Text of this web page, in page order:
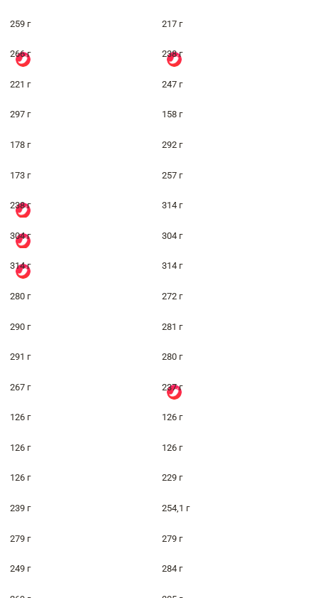
259 г 217 г
266 г 238 г
221 г 247 г
297 г 158 г
178 г 292 г
173 г 257 г
238 г 314 г
304 г 304 г
314 г 314 г
280 г 272 г
290 г 281 г
291 г 280 г
267 г 237 г
126 г 126 г
126 г 126 г
126 г 229 г
239 г 254,1 г
279 г 279 г
249 г 284 г